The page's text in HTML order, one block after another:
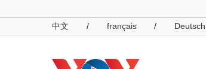
中文
/ français / Deutsch